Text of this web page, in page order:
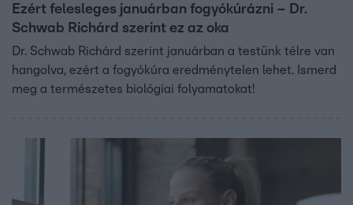
Ezért felesleges januárban fogyókúrázni – Dr.
Schwab Richárd szerint ez az oka
Dr. Schwab Richárd szerint januárban a testünk télre van
hangolva, ezért a fogyókúra eredménytelen lehet. Ismerd
meg a természetes biológiai folyamatokat!